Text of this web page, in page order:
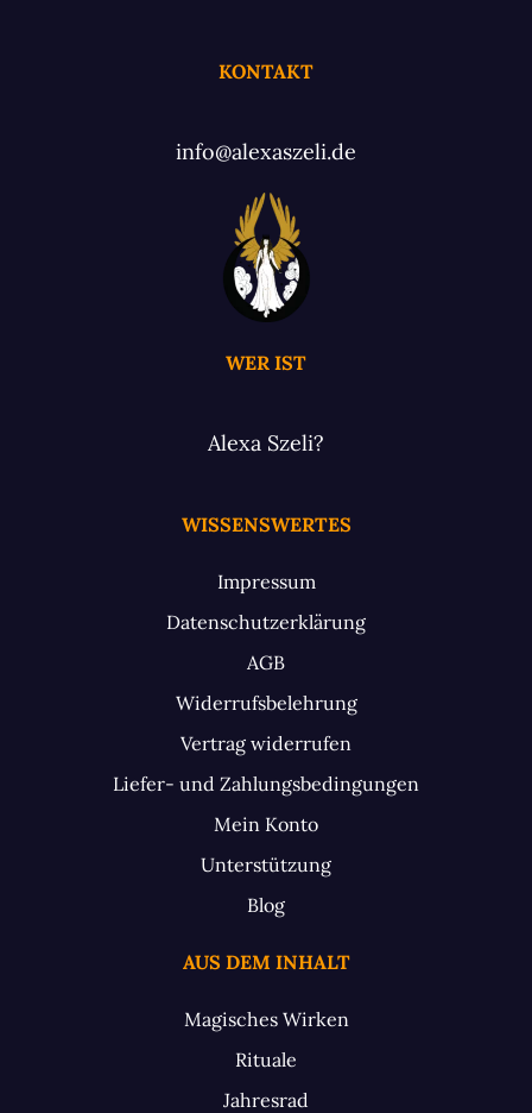
KONTAKT
info@alexaszeli.de
WER IST
Alexa Szeli?
WISSENSWERTES
Impressum
Datenschutzerklärung
AGB
Widerrufsbelehrung
Vertrag widerrufen
Liefer- und Zahlungsbedingungen
Mein Konto
Unterstützung
Blog
AUS DEM INHALT
Magisches Wirken
Rituale
Jahresrad